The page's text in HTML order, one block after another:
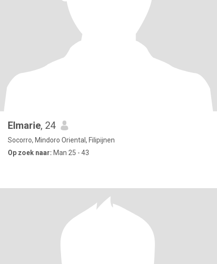
Elmarie, 24
Socorro, Mindoro Oriental, Filipijnen
Op zoek naar: Man 25 - 43